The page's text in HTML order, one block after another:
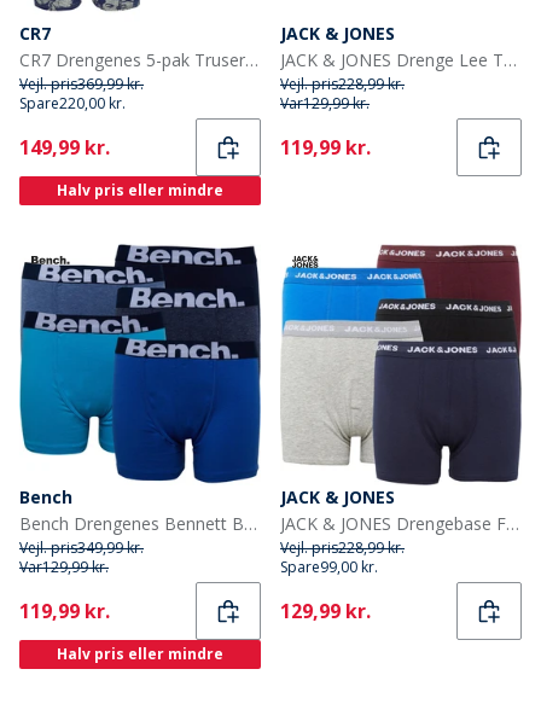
CR7
CR7 Drengenes 5-pak Truser Multifarvet
Vejl. pris369,99 kr.
Spare220,00 kr.
Current
149,99 kr.
Halv pris eller mindre
JACK & JONES
JACK & JONES Drenge Lee Trunks 5-pak Surf The Web
Vejl. pris228,99 kr.
Var129,99 kr.
Current
119,99 kr.
Bench
Bench Drengenes Bennett Boxer-pakke med 5 par Blå
Vejl. pris349,99 kr.
Var129,99 kr.
Current
119,99 kr.
Halv pris eller mindre
JACK & JONES
JACK & JONES Drengebase Fem-pak Underbukser Multi
Vejl. pris228,99 kr.
Spare99,00 kr.
Current
129,99 kr.